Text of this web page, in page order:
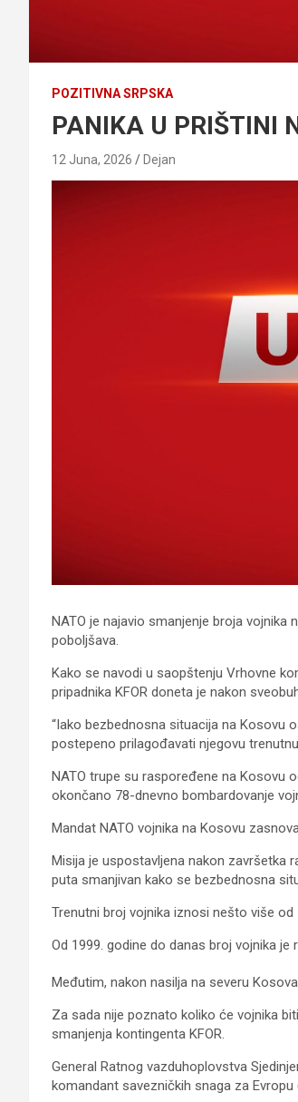
POZITIVNA SRPSKA
PANIKA U PRIŠTINI
12 Juna, 2026 Dejan
NATO je najavio smanjenje broja
poboljšava.
Kako se navodi u saopštenju Vrhovne
pripadnika KFOR doneta je nakon
“Iako bezbednosna situacija na Kosovu
postepeno prilagođavati njegovu
NATO trupe su raspoređene na Kosovu
okončano 78-dnevno bombardovanje
Mandat NATO vojnika na Kosovu
Misija je uspostavljena nakon završetka
puta smanjivan kako se bezbednosna
Trenutni broj vojnika iznosi nešto više od
Od 1999. godine do danas broj vojnika
Međutim, nakon nasilja na severu
Za sada nije poznato koliko će vojnika
smanjenja kontingenta KFOR.
General Ratnog vazduhoplovstva
komandant savezničkih snaga za